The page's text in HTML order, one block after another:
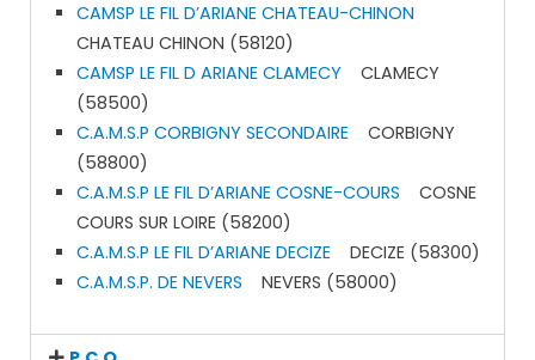
CAMSP LE FIL D’ARIANE CHATEAU-CHINON
CHATEAU CHINON (58120)
CAMSP LE FIL D ARIANE CLAMECY CLAMECY
(58500)
C.A.M.S.P CORBIGNY SECONDAIRE CORBIGNY
(58800)
C.A.M.S.P LE FIL D’ARIANE COSNE-COURS COSNE
COURS SUR LOIRE (58200)
C.A.M.S.P LE FIL D’ARIANE DECIZE DECIZE (58300)
C.A.M.S.P. DE NEVERS NEVERS (58000)